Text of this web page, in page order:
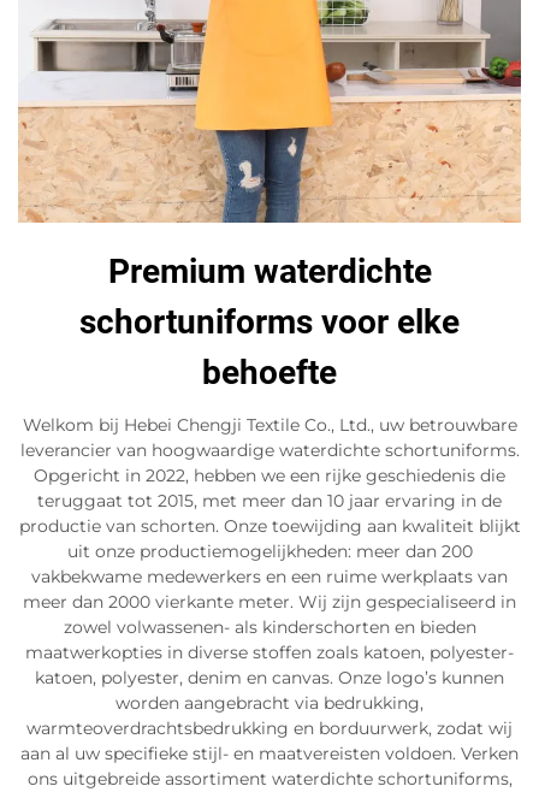
Premium waterdichte
schortuniforms voor elke
behoefte
Welkom bij Hebei Chengji Textile Co., Ltd., uw betrouwbare
leverancier van hoogwaardige waterdichte schortuniforms.
Opgericht in 2022, hebben we een rijke geschiedenis die
teruggaat tot 2015, met meer dan 10 jaar ervaring in de
productie van schorten. Onze toewijding aan kwaliteit blijkt
uit onze productiemogelijkheden: meer dan 200
vakbekwame medewerkers en een ruime werkplaats van
meer dan 2000 vierkante meter. Wij zijn gespecialiseerd in
zowel volwassenen- als kinderschorten en bieden
maatwerkopties in diverse stoffen zoals katoen, polyester-
katoen, polyester, denim en canvas. Onze logo’s kunnen
worden aangebracht via bedrukking,
warmteoverdrachtsbedrukking en borduurwerk, zodat wij
aan al uw specifieke stijl- en maatvereisten voldoen. Verken
ons uitgebreide assortiment waterdichte schortuniforms,